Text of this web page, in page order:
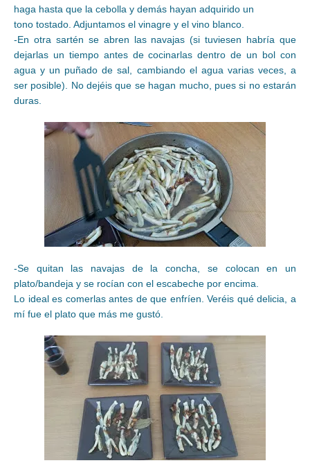
haga hasta que la cebolla y demás hayan adquirido un
tono tostado. Adjuntamos el vinagre y el vino blanco.
-En otra sartén se abren las navajas (si tuviesen habría que
dejarlas un tiempo antes de cocinarlas dentro de un bol con
agua y un puñado de sal, cambiando el agua varias veces, a
ser posible). No dejéis que se hagan mucho, pues si no estarán
duras.
-Se quitan las navajas de la concha, se colocan en un
plato/bandeja y se rocían con el escabeche por encima.
Lo ideal es comerlas antes de que enfríen. Veréis qué delicia, a
mí fue el plato que más me gustó.